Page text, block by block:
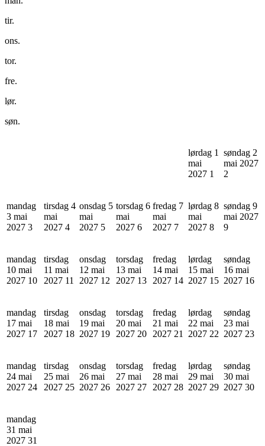
tir.
ons.
tor.
fre.
lør.
søn.
lørdag 1
mai
2027 1
søndag 2
mai 2027
2
mandag
3 mai
2027 3
tirsdag 4
mai
2027 4
onsdag 5
mai
2027 5
torsdag 6
mai
2027 6
fredag 7
mai
2027 7
lørdag 8
mai
2027 8
søndag 9
mai 2027
9
mandag
10 mai
2027 10
tirsdag
11 mai
2027 11
onsdag
12 mai
2027 12
torsdag
13 mai
2027 13
fredag
14 mai
2027 14
lørdag
15 mai
2027 15
søndag
16 mai
2027 16
mandag
17 mai
2027 17
tirsdag
18 mai
2027 18
onsdag
19 mai
2027 19
torsdag
20 mai
2027 20
fredag
21 mai
2027 21
lørdag
22 mai
2027 22
søndag
23 mai
2027 23
mandag
24 mai
2027 24
tirsdag
25 mai
2027 25
onsdag
26 mai
2027 26
torsdag
27 mai
2027 27
fredag
28 mai
2027 28
lørdag
29 mai
2027 29
søndag
30 mai
2027 30
mandag
31 mai
2027 31